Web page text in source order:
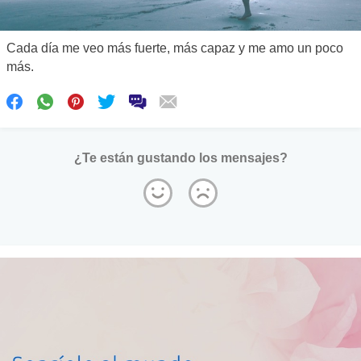
Cada día me veo más fuerte, más capaz y me amo un poco
más.
¿Te están gustando los mensajes?